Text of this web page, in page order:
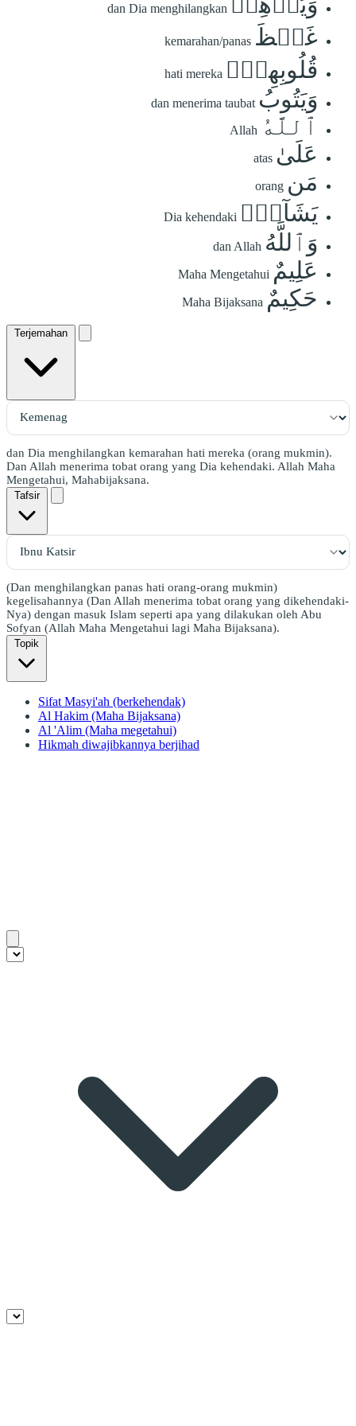
dan Dia menghilangkan
غَيۡظَ kemarahan/panas
قُلُوبِهِمۡۗ hati mereka
وَيَتُوبُ dan menerima taubat
ٱللَّهُ Allah
عَلَىٰ atas
مَن orang
يَشَآءُۗ Dia kehendaki
وَٱللَّهُ dan Allah
عَلِيمٌ Maha Mengetahui
حَكِيمٌ Maha Bijaksana
Terjemahan
dan Dia menghilangkan kemarahan hati mereka (orang mukmin).
Dan Allah menerima tobat orang yang Dia kehendaki. Allah Maha
Mengetahui, Mahabijaksana.
Tafsir
(Dan menghilangkan panas hati orang-orang mukmin)
kegelisahannya (Dan Allah menerima tobat orang yang dikehendaki-
Nya) dengan masuk Islam seperti apa yang dilakukan oleh Abu
Sofyan (Allah Maha Mengetahui lagi Maha Bijaksana).
Topik
Sifat Masyi'ah (berkehendak)
Al Hakim (Maha Bijaksana)
Al 'Alim (Maha megetahui)
Hikmah diwajibkannya berjihad